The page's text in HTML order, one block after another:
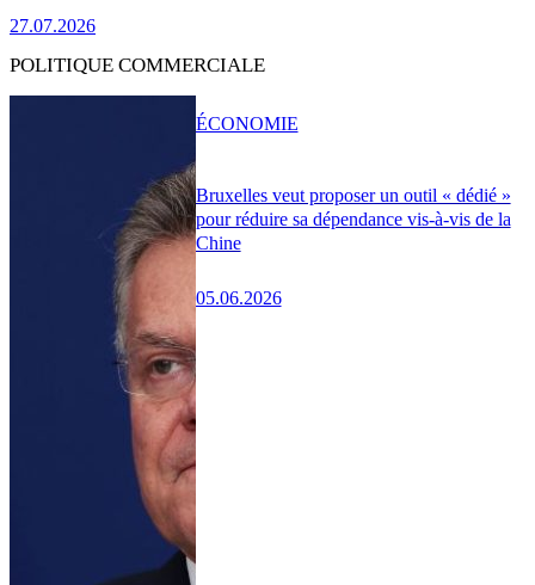
27.07.2026
POLITIQUE COMMERCIALE
Bruxelles veut proposer un outil « dédié »
pour réduire sa dépendance vis-à-vis de la
Chine
05.06.2026
ÉCONOMIE